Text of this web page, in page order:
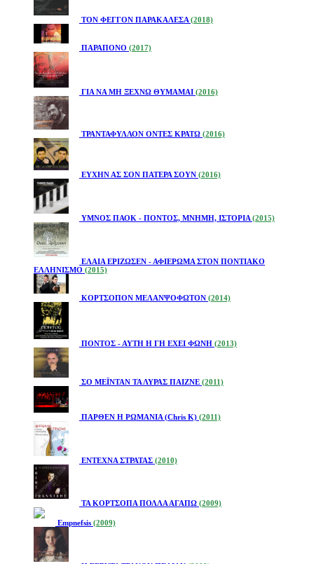
ΤΟΝ ΦΕΓΓΟΝ ΠΑΡΑΚΑΛΕΣΑ (2018)
ΠΑΡΑΠΟΝΟ (2017)
ΓΙΑ ΝΑ ΜΗ ΞΕΧΝΩ ΘΥΜΑΜΑΙ (2016)
ΤΡΑΝΤΑΦΥΛΛΟΝ ΟΝΤΕΣ ΚΡΑΤΩ (2016)
ΕΥΧΗΝ ΑΣ ΣΟΝ ΠΑΤΕΡΑ ΣΟΥΝ (2016)
ΥΜΝΟΣ ΠΑΟΚ - ΠΟΝΤΟΣ, ΜΝΗΜΗ, ΙΣΤΟΡΙΑ (2015)
ΕΛΑΙΑ ΕΡΙΖΩΣΕΝ - ΑΦΙΕΡΩΜΑ ΣΤΟΝ ΠΟΝΤΙΑΚΟ
ΕΛΛΗΝΙΣΜΟ (2015)
ΚΟΡΤΣΟΠΟΝ ΜΕΛΑΝΨΟΦΩΤΟΝ (2014)
ΠΟΝΤΟΣ - ΑΥΤΗ Η ΓΗ ΕΧΕΙ ΦΩΝΗ (2013)
ΣΟ ΜΕΪΝΤΑΝ ΤΑ ΛΥΡΑΣ ΠΑΙΖΝΕ (2011)
ΠΑΡΘΕΝ Η ΡΩΜΑΝΙΑ (Chris K) (2011)
ΕΝΤΕΧΝΑ ΣΤΡΑΤΑΣ (2010)
ΤΑ ΚΟΡΤΣΟΠΑ ΠΟΛΛΑ ΑΓΑΠΩ (2009)
Empnefsis (2009)